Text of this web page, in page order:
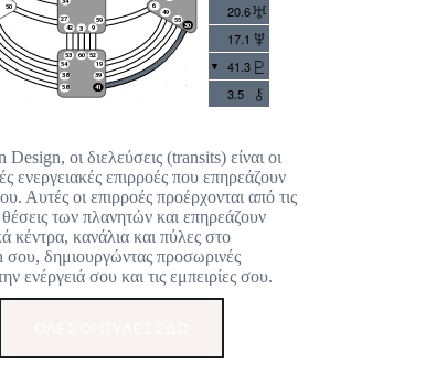
20.6
17.1
41.3
3.5
οι διελεύσεις (transits) είναι οι
ενεργειακές επιρροές που επηρεάζουν
Αυτές οι επιρροές προέρχονται από τις
των πλανητών και επηρεάζουν
κέντρα, κανάλια και πύλες στο
δημιουργώντας προσωρινές
ενέργειά σου και τις εμπειρίες σου.